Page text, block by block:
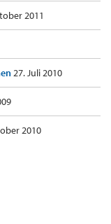
2011
27. Juli 2010
2010